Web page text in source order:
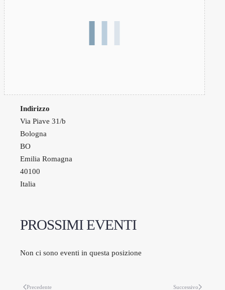
Indirizzo
Via Piave 31/b
Bologna
BO
Emilia Romagna
40100
Italia
PROSSIMI EVENTI
Non ci sono eventi in questa posizione
Precedente Successivo